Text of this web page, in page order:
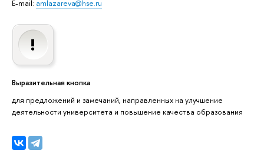
E-mail: amlazareva@hse.ru
Выразительная кнопка
для предложений и замечаний, направленных на улучшение
деятельности университета и повышение качества образования